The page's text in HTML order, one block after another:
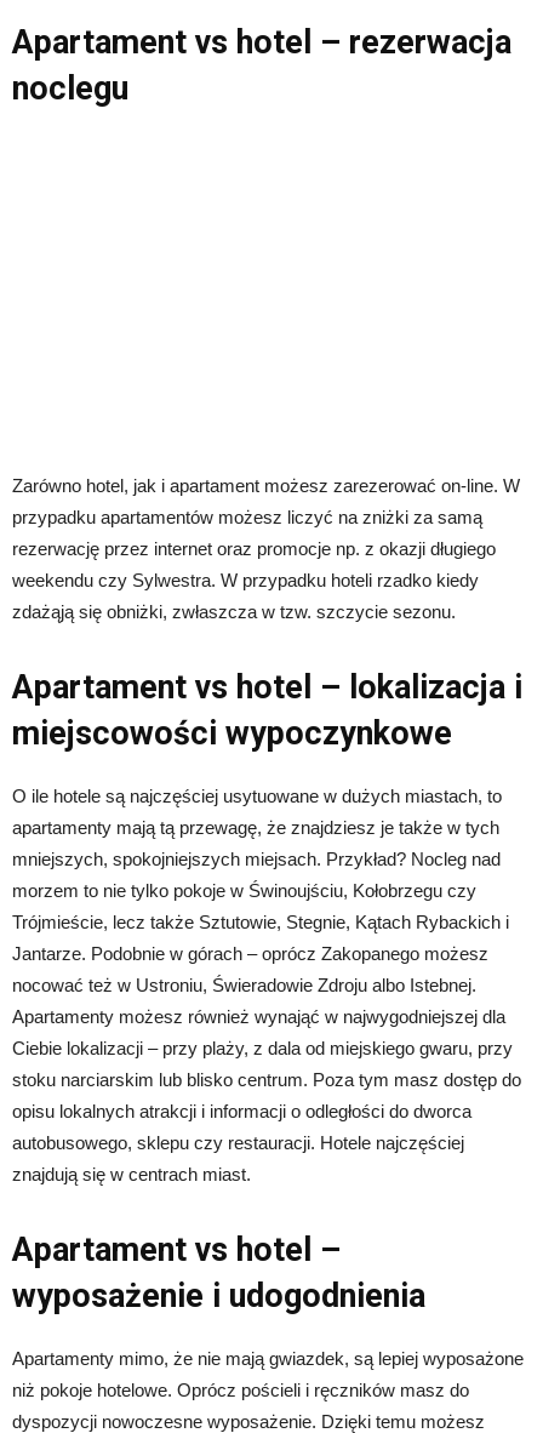
Apartament vs hotel – rezerwacja
noclegu
Zarówno hotel, jak i apartament możesz zarezerować on-line. W
przypadku apartamentów możesz liczyć na zniżki za samą
rezerwację przez internet oraz promocje np. z okazji długiego
weekendu czy Sylwestra. W przypadku hoteli rzadko kiedy
zdażąją się obniżki, zwłaszcza w tzw. szczycie sezonu.
Apartament vs hotel – lokalizacja i
miejscowości wypoczynkowe
O ile hotele są najczęściej usytuowane w dużych miastach, to
apartamenty mają tą przewagę, że znajdziesz je także w tych
mniejszych, spokojniejszych miejsach. Przykład? Nocleg nad
morzem to nie tylko pokoje w Świnoujściu, Kołobrzegu czy
Trójmieście, lecz także Sztutowie, Stegnie, Kątach Rybackich i
Jantarze. Podobnie w górach – oprócz Zakopanego możesz
nocować też w Ustroniu, Świeradowie Zdroju albo Istebnej.
Apartamenty możesz również wynająć w najwygodniejszej dla
Ciebie lokalizacji – przy plaży, z dala od miejskiego gwaru, przy
stoku narciarskim lub blisko centrum. Poza tym masz dostęp do
opisu lokalnych atrakcji i informacji o odległości do dworca
autobusowego, sklepu czy restauracji. Hotele najczęściej
znajdują się w centrach miast.
Apartament vs hotel –
wyposażenie i udogodnienia
Apartamenty mimo, że nie mają gwiazdek, są lepiej wyposażone
niż pokoje hotelowe. Oprócz pościeli i ręczników masz do
dyspozycji nowoczesne wyposażenie. Dzięki temu możesz